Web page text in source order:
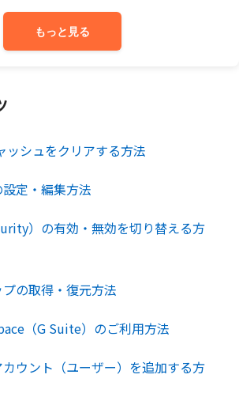
もっと見る
ッシュをクリアする方法
定・編集方法
）の有効・無効を切り替える方
の取得・復元方法
（G Suite）のご利用方法
ウント（ユーザー）を追加する方